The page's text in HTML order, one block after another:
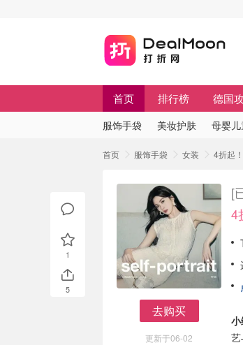
首页 排行榜 德国
服饰手袋 美妆护肤 母婴
首页 服饰手袋 女装 4折起
去购买
更新于06-02
[
4
小
1
5